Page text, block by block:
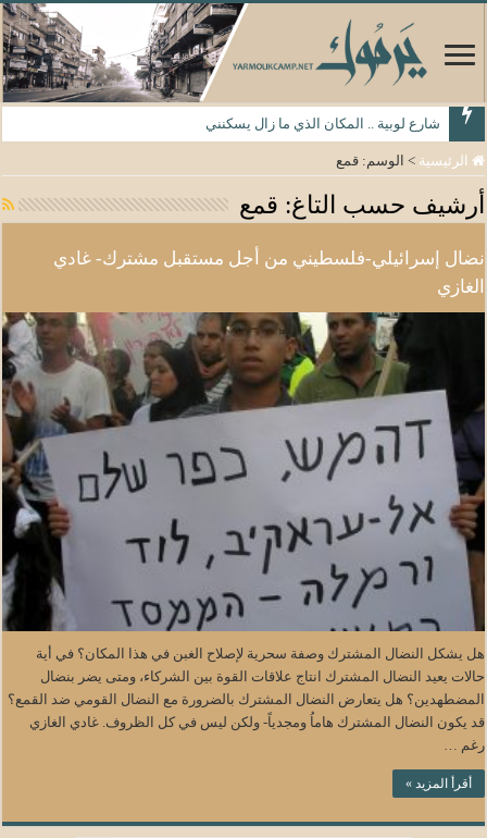
شارع لوبية .. المكان الذي ما زال يسكنني
الرئيسية > الوسم:قمع
أرشيف حسب التاغ: قمع
نضال إسرائيلي-فلسطيني من أجل مستقبل مشترك- غادي
الغازي
هل يشكل النضال المشترك وصفة سحرية لإصلاح الغبن في هذا المكان؟ في أية
حالات يعيد النضال المشترك انتاج علاقات القوة بين الشركاء، ومتى يضر بنضال
المضطهدين؟ هل يتعارض النضال المشترك بالضرورة مع النضال القومي ضد القمع؟
قد يكون النضال المشترك هاماُ ومجدياً- ولكن ليس في كل الظروف. غادي الغازي
رغم …
أقرأ المزيد »